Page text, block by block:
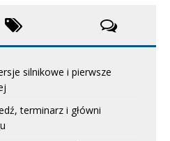
silnikowe i pierwsze
terminarz i główni